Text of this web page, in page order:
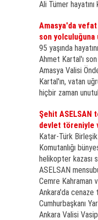
Ali Tümer
Amasya'da
son yolculuğuna
95 yaşında
Ahmet Kartal'ı
Amasya Valisi
Kartal'ın, vatan
hiçbir zaman
Şehit ASELSAN
devlet töreniyle
Katar-Türk
Komutanlığı
helikopter kazası
ASELSAN
Cemre Kahraman
Ankara'da cenaze
Cumhurbaşkanı
Ankara Valisi